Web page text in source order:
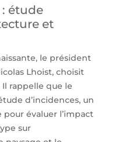
étude
et
le président
Lhoist, choisit
Il rappelle que le
d’incidences, un
évaluer l’impact
sur